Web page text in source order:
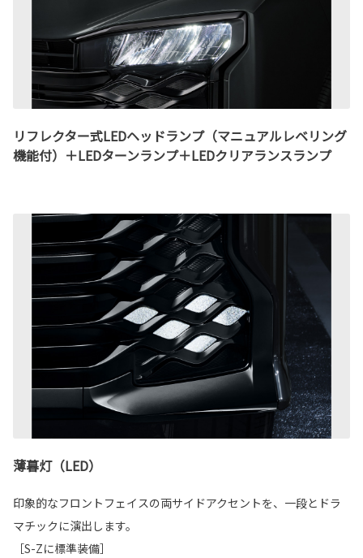
リフレクター式LEDヘッドランプ（マニュアルレベリング
機能付）＋LEDターンランプ＋LEDクリアランスランプ
薄暮灯（LED）
印象的なフロントフェイスの両サイドアクセントを、一段とドラ
マチックに演出します。
［S-Zに標準装備］